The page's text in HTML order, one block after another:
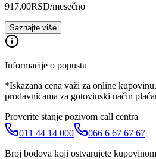
917,00RSD/mesečno
Saznajte više
Informacije o popustu
*Iskazana cena važi za online
prodavnicama za gotovinski način
Proverite stanje pozivom call centra
011 44 14 000
066 6 67 67 67
Broj bodova koji ostvarujete